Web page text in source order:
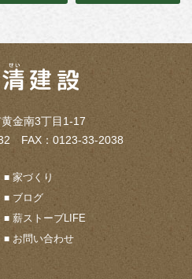
黄金南3丁目1-17
FAX：0123-33-2038
家づくり
ブログ
薪ストーブLIFE
お問い合わせ